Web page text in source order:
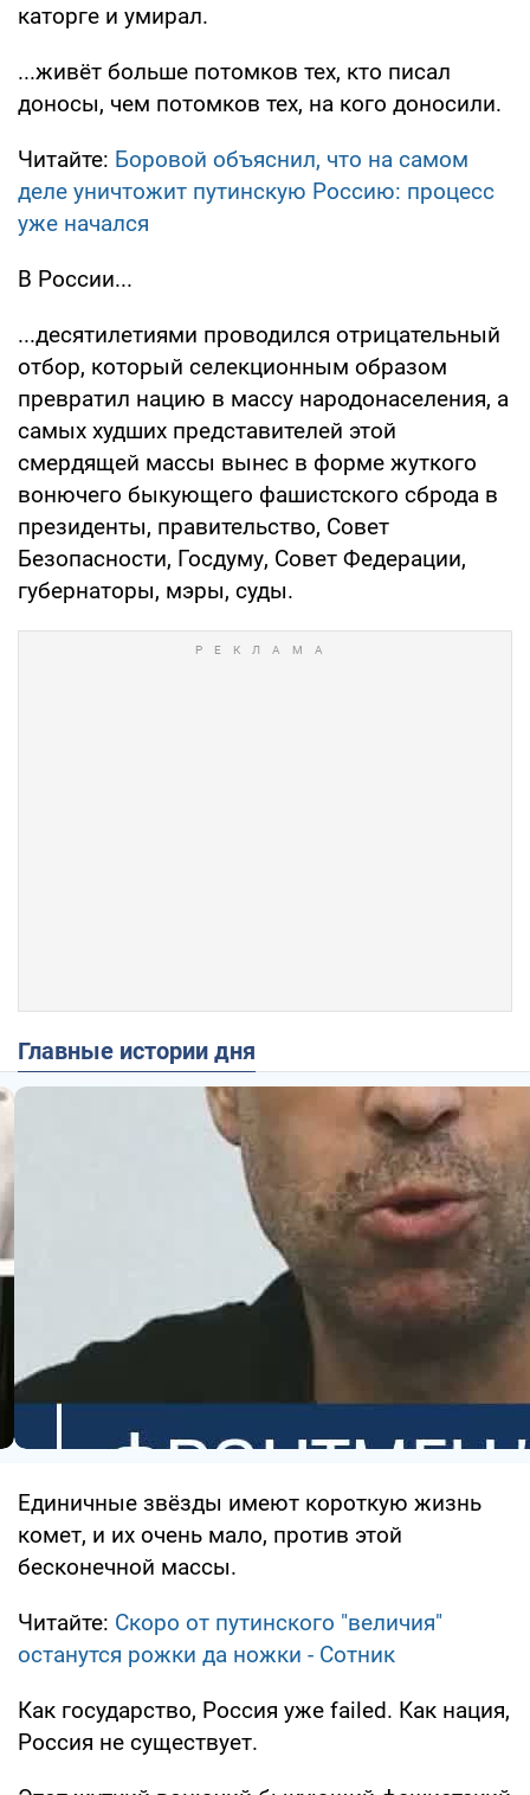
каторге и умирал.
...живёт больше потомков тех, кто писал
доносы, чем потомков тех, на кого доносили.
Читайте: Боровой объяснил, что на самом
деле уничтожит путинскую Россию: процесс
уже начался
В России...
...десятилетиями проводился отрицательный
отбор, который селекционным образом
превратил нацию в массу народонаселения, а
самых худших представителей этой
смердящей массы вынес в форме жуткого
вонючего быкующего фашистского сброда в
президенты, правительство, Совет
Безопасности, Госдуму, Совет Федерации,
губернаторы, мэры, суды.
Главные истории дня
Единичные звёзды имеют короткую жизнь
комет, и их очень мало, против этой
бесконечной массы.
Читайте: Скоро от путинского "величия"
останутся рожки да ножки - Сотник
Как государство, Россия уже failed. Как нация,
Россия не существует.